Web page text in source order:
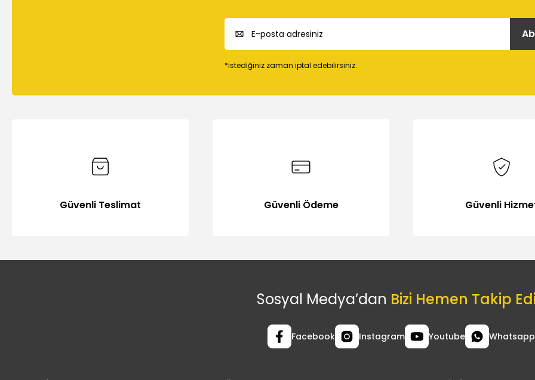
Gönder
*istediğiniz zaman iptal edebilirsiniz.
Güvenli Teslimat Güvenli Ödeme Güvenli
Sosyal Medya’dan Bizi Hemen Takip
Facebook Instagram Youtube Whatsapp